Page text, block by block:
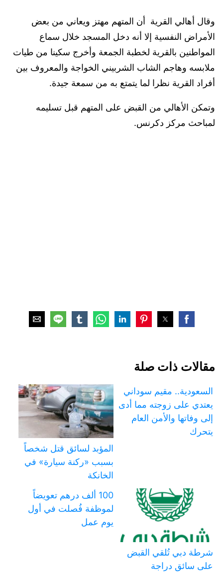
وقال أهالي القرية أن المتهم مهتز ويعاني من بعض
الأمراض النفسية إلا أنه دخل المسجد خلال سماع
المواطنين بالقرية لخطبة الجمعة وأخرج سكينا من طيات
ملابسه وهاجم الشاب الشربيني الخواجة والمعروف بين
أفراد القرية نظرا لما يتمتع به من سمعة جيدة.
وتمكن الأهالي من القبض على المتهم قبل تسليمه
لمباحث مركز دكرنس.
مقالات ذات صلة
السعودية.. مقيم سوداني
يعتدي على زوجته مما أدى
إلى وفاتها والأمن العام
يتحرك
المؤبد لسائق قتل شخصاً
بسبب «ركنة سيارة» في
الخانكة
شرطة دبي تُلقي القبض
على سائق دراجة
100 ألف درهم تعويضاً
لموظفة فُصلت في أول
يوم عمل